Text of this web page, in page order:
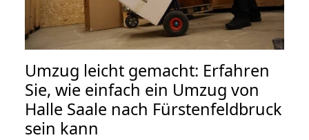
Umzug leicht gemacht: Erfahren
Sie, wie einfach ein Umzug von
Halle Saale nach Fürstenfeldbruck
sein kann